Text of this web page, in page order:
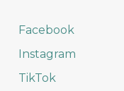
Facebook
Instagram
TikTok